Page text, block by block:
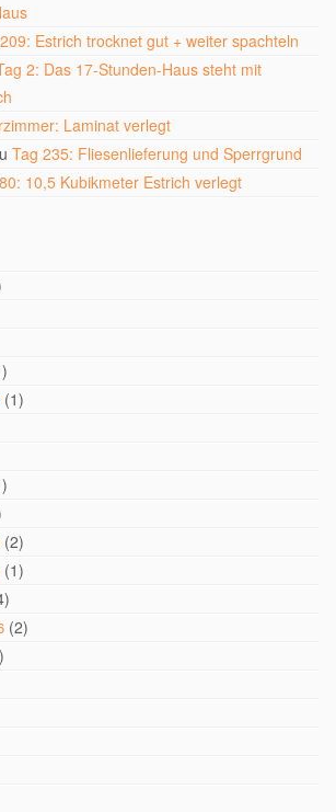
Estrich trocknet gut + weiter spachteln
2: Das 17-Stunden-Haus steht mit
Laminat verlegt
Tag 235: Fliesenlieferung und Sperrgrund
10,5 Kubikmeter Estrich verlegt
(1)
(2)
(1)
(2)